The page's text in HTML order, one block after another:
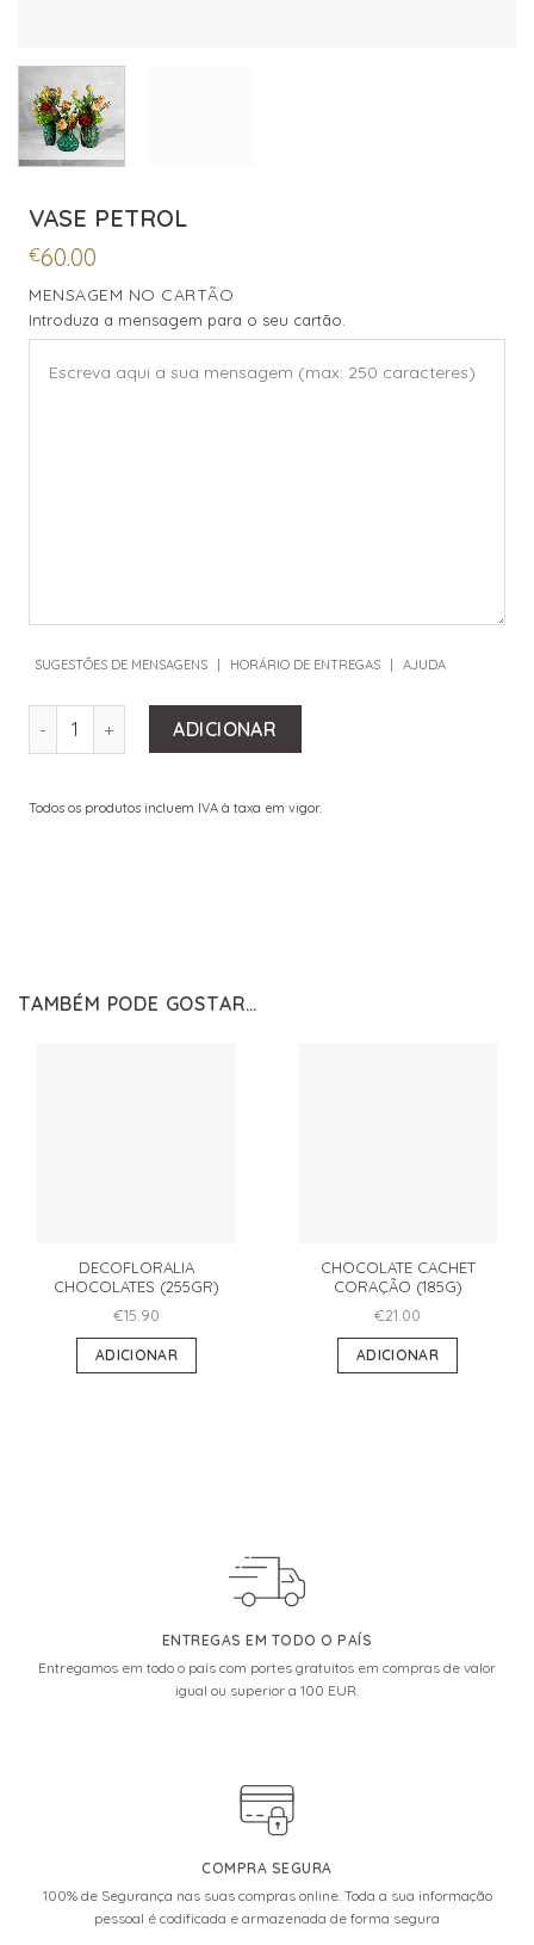
VASE PETROL
€60.00
MENSAGEM NO CARTÃO
Introduza a mensagem para o seu cartão.
SUGESTÕES DE MENSAGENS HORÁRIO DE ENTREGAS AJUDA
QUANTIDADE DE VASE PETROL
ADICIONAR
Todos os produtos incluem IVA à taxa em vigor.
TAMBÉM PODE GOSTAR…
DECOFLORALIA
CHOCOLATES (255GR)
€15.90
ADICIONAR
CHOCOLATE CACHET
CORAÇÃO (185G)
€21.00
ADICIONAR
ENTREGAS EM TODO O PAÍS
Entregamos em todo o país com portes gratuitos em compras de valor
igual ou superior a 100 EUR.
COMPRA SEGURA
100% de Segurança nas suas compras online. Toda a sua informação
pessoal é codificada e armazenada de forma segura